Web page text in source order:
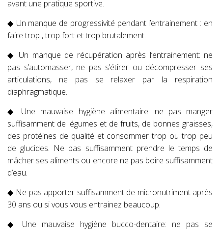
avant une pratique sportive.
◆ Un manque de progressivité pendant l’entrainement : en
faire trop , trop fort et trop brutalement.
◆ Un manque de récupération après l’entrainement: ne
pas s’automasser, ne pas s’étirer ou décompresser ses
articulations, ne pas se relaxer par la respiration
diaphragmatique.
◆ Une mauvaise hygiène alimentaire: ne pas manger
suffisamment de légumes et de fruits, de bonnes graisses,
des protéines de qualité et consommer trop ou trop peu
de glucides. Ne pas suffisamment prendre le temps de
mâcher ses aliments ou encore ne pas boire suffisamment
d’eau.
◆ Ne pas apporter suffisamment de micronutriment après
30 ans ou si vous vous entrainez beaucoup.
◆ Une mauvaise hygiène bucco-dentaire: ne pas se